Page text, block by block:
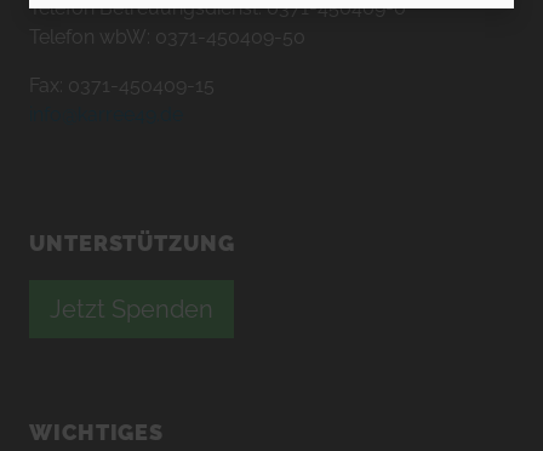
Telefon Betreuungsdienst: 0371-450409-0
Telefon wbW: 0371-450409-50
Fax: 0371-450409-15
UNTERSTÜTZUNG
Jetzt Spenden
WICHTIGES